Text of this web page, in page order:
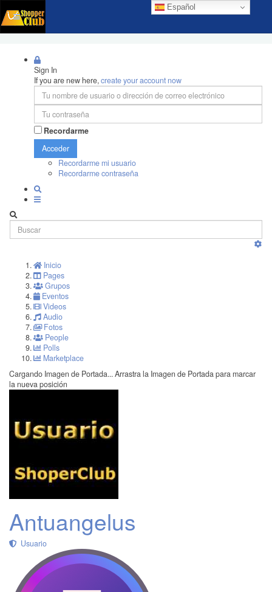
Español
Sign In
If you are new here,create your account now
Recordarme
Acceder
Recordarme mi usuario
Recordarme contraseña
Inicio
Pages
Grupos
Eventos
Videos
Audio
Fotos
People
Polls
Marketplace
Cargando Imagen de Portada... Arrastra la Imagen de Portada para marcar
la nueva posición
Antuangelus
Usuario